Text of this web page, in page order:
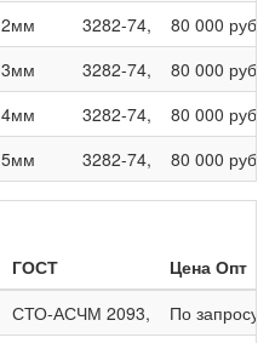
2мм 3282-74,
80 000 руб.
3мм 3282-74,
80 000 руб.
4мм 3282-74,
80 000 руб.
5мм 3282-74, 80 000 руб.
ГОСТ
Цена Опт
СТО-АСЧМ 2093,
По запросу